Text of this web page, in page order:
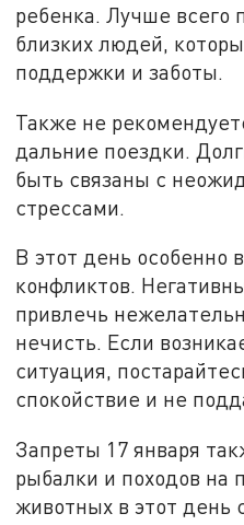
ребенка. Лучше всего
близких людей,
поддержки и заботы.
Также не
дальние поездки.
быть связаны с
стрессами.
В этот день особенно
конфликтов.
привлечь
нечисть. Если
ситуация,
спокойствие и не
Запреты 17 января
рыбалки и походов на
животных в этот день